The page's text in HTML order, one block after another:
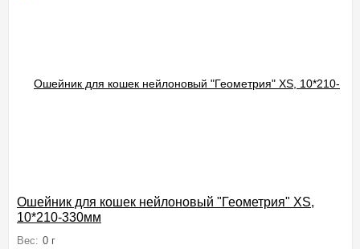
Ошейник для кошек нейлоновый "Геометрия" XS,
10*210-330мм
Вес: 0 г